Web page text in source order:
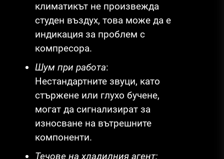
климатикът не произвежда
студен въздух, това може да е
индикация за проблем с
компресора.
Шум при работа:
Нестандартните звуци, като
стържене или глухо бучене,
могат да сигнализират за
износване на вътрешните
компоненти.
Течове на хладилния агент: